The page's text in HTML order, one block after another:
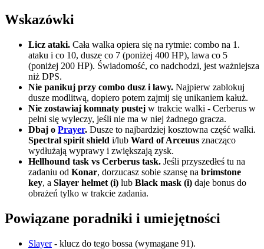
Wskazówki
Licz ataki. Cała walka opiera się na rytmie: combo na 1.
ataku i co 10, dusze co 7 (poniżej 400 HP), lawa co 5
(poniżej 200 HP). Świadomość, co nadchodzi, jest ważniejsza
niż DPS.
Nie panikuj przy combo dusz i lawy. Najpierw zablokuj
dusze modlitwą, dopiero potem zajmij się unikaniem kałuż.
Nie zostawiaj komnaty pustej w trakcie walki - Cerberus w
pełni się wyleczy, jeśli nie ma w niej żadnego gracza.
Dbaj o Prayer. Dusze to najbardziej kosztowna część walki.
Spectral spirit shield i/lub Ward of Arceuus znacząco
wydłużają wyprawy i zwiększają zysk.
Hellhound task vs Cerberus task. Jeśli przyszedłeś tu na
zadaniu od Konar, dorzucasz sobie szansę na brimstone
key, a Slayer helmet (i) lub Black mask (i) daje bonus do
obrażeń tylko w trakcie zadania.
Powiązane poradniki i umiejętności
Slayer- klucz do tego bossa (wymagane 91).